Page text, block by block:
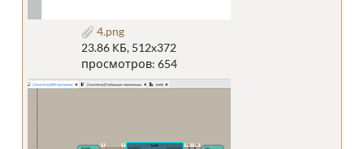
4.png
23.86 КБ, 512x372
просмотров: 654